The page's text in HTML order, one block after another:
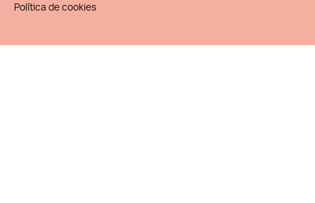
Política de cookies